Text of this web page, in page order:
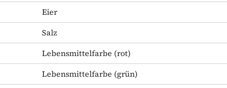
Eier
Salz
Lebensmittelfarbe (rot)
Lebensmittelfarbe (grün)